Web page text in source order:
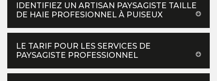
IDENTIFIEZ UN ARTISAN PAYSAGISTE TAILLE
DE HAIE PROFESIONNEL À PUISEUX
LE TARIF POUR LES SERVICES DE
PAYSAGISTE PROFESSIONNEL